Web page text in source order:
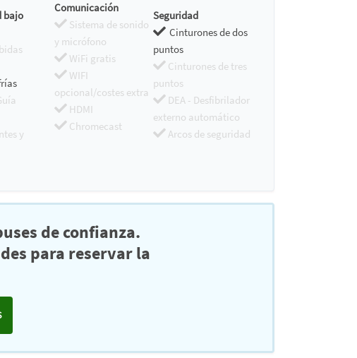
bajo
y
Comunicación
Sistema de sonido
y micrófono
WiFi gratis
WIFI
opcional/costes extra
HDMI
Chromecast
Seguridad
Cinturones de dos
puntos
Cinturones de tres
puntos
DEA - Desfibrilador
externo automático
Arcos de seguridad
de confianza.
para reservar la